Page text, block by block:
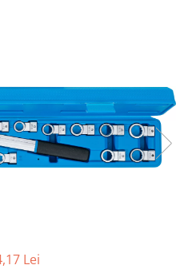
Lei